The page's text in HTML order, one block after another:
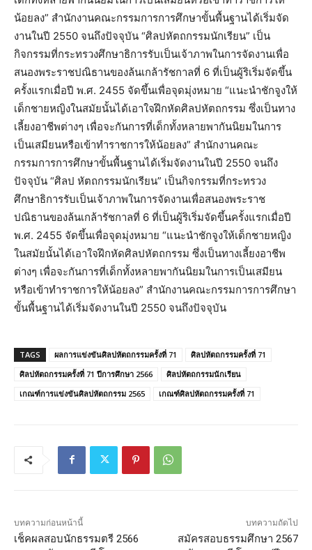
น้อยลง” สำนักงานคณะกรรมการการศึกษาขั้นพื้นฐานได้เริ่มจัด
งานในปี 2550 จนถึงปัจจุบัน “ศิลปหัตถกรรมนักเรียน” เป็น
กิจกรรมที่กระทรวงศึกษาธิการรับเป็นเจ้าภาพในการจัดงานเพื่อ
สนองพระราชปณิธานของล้นเกล้ารัชกาลที่ 6 ที่เป็นผู้ริเริ่มจัดขึ้น
ครั้งแรกเมื่อปี พ.ศ. 2455 จัดขึ้นเพื่อจุดมุ่งหมาย “แนะนำชักจูงให้
เด็กชายหญิงในสมัยนั้นได้เอาใจฝึกหัดศิลปหัตถกรรม ซึ่งเป็นทาง
เลี้ยงอาชีพต่างๆ เพื่อจะกันการที่เด็กทั้งหลายพากันนิยมในการ
เป็นเสมียนหรือเข้าทำราชการให้น้อยลง” สำนักงานคณะ
กรรมการการศึกษาขั้นพื้นฐานได้เริ่มจัดงานในปี 2550 จนถึง
ปัจจุบัน “ศิลป หัตถกรรมนักเรียน” เป็นกิจกรรมที่กระทรวง
ศึกษาธิการรับเป็นเจ้าภาพในการจัดงานเพื่อสนองพระราช
ปณิธานของล้นเกล้ารัชกาลที่ 6 ที่เป็นผู้ริเริ่มจัดขึ้นครั้งแรกเมื่อปี
พ.ศ. 2455 จัดขึ้นเพื่อจุดมุ่งหมาย “แนะนำชักจูงให้เด็กชายหญิง
ในสมัยนั้นได้เอาใจฝึกหัดศิลปหัตถกรรม ซึ่งเป็นทางเลี้ยงอาชีพ
ต่างๆ เพื่อจะกันการที่เด็กทั้งหลายพากันนิยมในการเป็นเสมียน
หรือเข้าทำราชการให้น้อยลง” สำนักงานคณะกรรมการการศึกษา
ขั้นพื้นฐานได้เริ่มจัดงานในปี 2550 จนถึงปัจจุบัน
TAGS ผลการแข่งขันศิลปหัตถกรรมครั้งที่ 71
ศิลปหัตถกรรมครั้งที่ 71
ศิลปหัตถกรรมครั้งที่ 71 ปีการศึกษา 2566
ศิลปหัตถกรรมนักเรียน
เกณฑ์การแข่งขันศิลปหัตถกรรม 2565
เกณฑ์ศิลปหัตถกรรมครั้งที่ 71
บทความก่อนหน้านี้
เช็คผลสอบนักธรรมตรี 2566
บทความถัดไป
สมัครสอบธรรมศึกษา 2567